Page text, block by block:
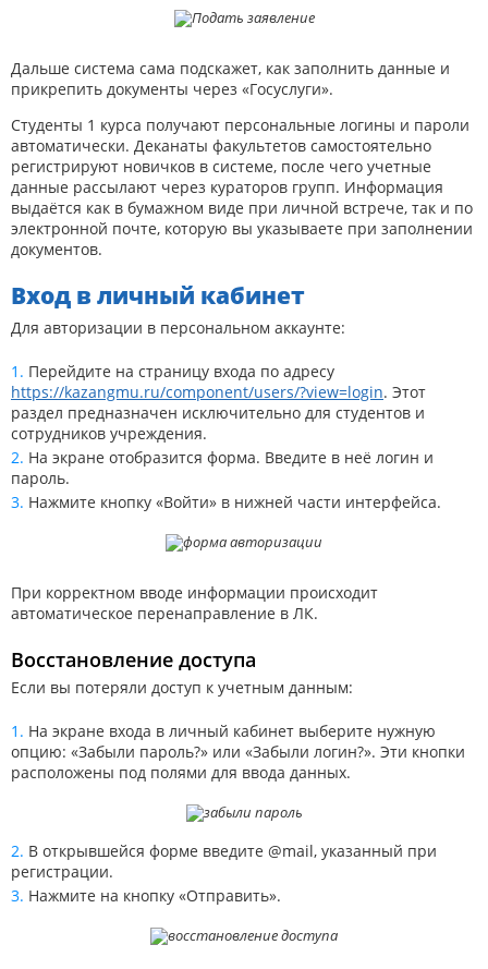
Дальше система сама подскажет, как заполнить данные и
прикрепить документы через «Госуслуги».
Студенты 1 курса получают персональные логины и пароли
автоматически. Деканаты факультетов самостоятельно
регистрируют новичков в системе, после чего учетные
данные рассылают через кураторов групп. Информация
выдаётся как в бумажном виде при личной встрече, так и по
электронной почте, которую вы указываете при заполнении
документов.
Вход в личный кабинет
Для авторизации в персональном аккаунте:
Перейдите на страницу входа по адресу
https://kazangmu.ru/component/users/?view=login. Этот
раздел предназначен исключительно для студентов и
сотрудников учреждения.
На экране отобразится форма. Введите в неё логин и
пароль.
Нажмите кнопку «Войти» в нижней части интерфейса.
При корректном вводе информации происходит
автоматическое перенаправление в ЛК.
Восстановление доступа
Если вы потеряли доступ к учетным данным:
На экране входа в личный кабинет выберите нужную
опцию: «Забыли пароль?» или «Забыли логин?». Эти кнопки
расположены под полями для ввода данных.
В открывшейся форме введите @mail, указанный при
регистрации.
Нажмите на кнопку «Отправить».